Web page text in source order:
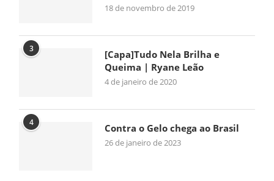
18 de novembro de 2019
3
[Capa]Tudo Nela Brilha e
Queima | Ryane Leão
4 de janeiro de 2020
4 Contra o Gelo chega ao Brasil
26 de janeiro de 2023